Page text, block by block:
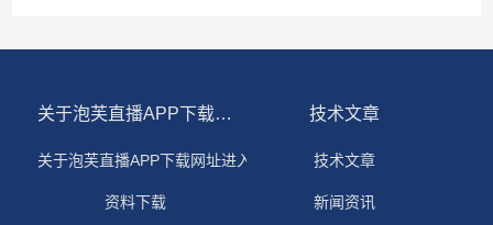
关于泡芙直播APP下载网址进入IOS
关于泡芙直播APP下载网址进入IOS
资料下载
技术文章
技术文章
新闻资讯